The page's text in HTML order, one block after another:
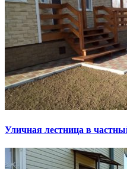
Уличная лестница в